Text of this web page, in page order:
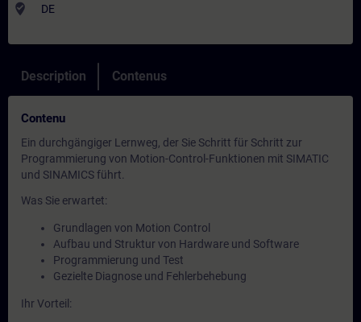
where_to_vote DE
Description Contenus
Contenu
Ein durchgängiger Lernweg, der Sie Schritt für Schritt zur
Programmierung von Motion-Control-Funktionen mit SIMATIC
und SINAMICS führt.
Was Sie erwartet:
Grundlagen von Motion Control
Aufbau und Struktur von Hardware und Software
Programmierung und Test
Gezielte Diagnose und Fehlerbehebung
Ihr Vorteil: